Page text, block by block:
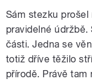
Sám stezku
pravidelné
části. Jedna se
totiž dříve těžilo
přírodě. Právě tam